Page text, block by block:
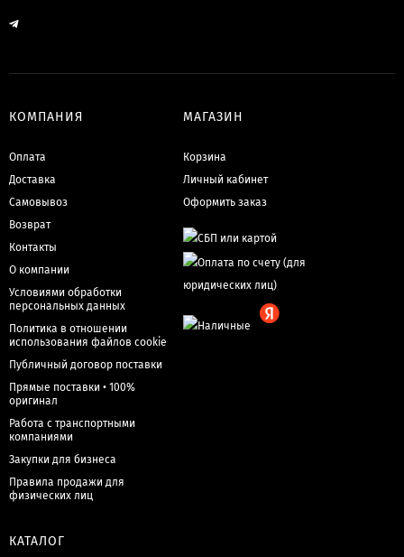
КОМПАНИЯ
Оплата
Доставка
Самовывоз
Возврат
Контакты
О компании
Условиями обработки
персональных данных
Политика в отношении
использования файлов cookie
Публичный договор поставки
Прямые поставки • 100%
оригинал
Работа с транспортными
компаниями
Закупки для бизнеса
Правила продажи для
физических лиц
МАГАЗИН
Корзина
Личный кабинет
Оформить заказ
КАТАЛОГ